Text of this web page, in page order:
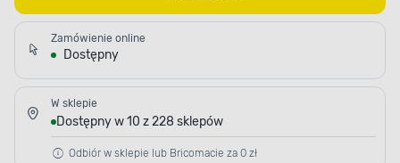
Zamówienie online
Dostępny
W sklepie
Dostępny w 10 z 228 sklepów
Odbiór w sklepie lub Bricomacie za 0 zł